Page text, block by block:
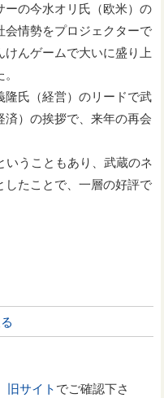
の今水オリ氏（欧米）の
会情勢をプロジェクターで
けんゲームで大いに盛り上
氏（経営）のリードで武
）の挨拶で、来年の再会
うこともあり、武蔵のネ
したことで、一層の好評で
旧サイト でご確認下さ